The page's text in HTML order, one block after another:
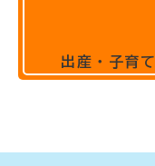
出産・子育て